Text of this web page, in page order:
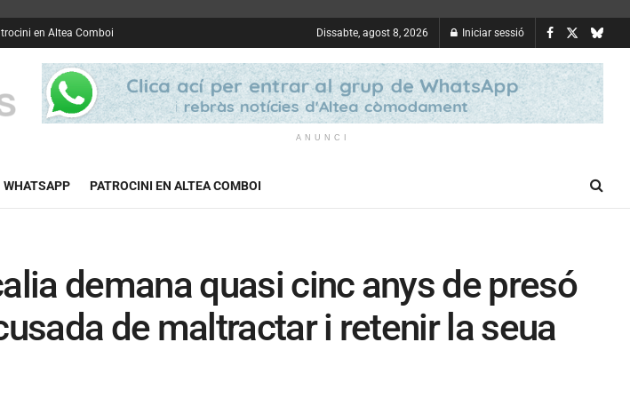
en Altea Comboi Dissabte, agost 8, 2026 Iniciar sessió
ANUNCI
WHATSAPP PATROCINI EN ALTEA COMBOI
demana quasi cinc anys de presó
de maltractar i retenir la seua